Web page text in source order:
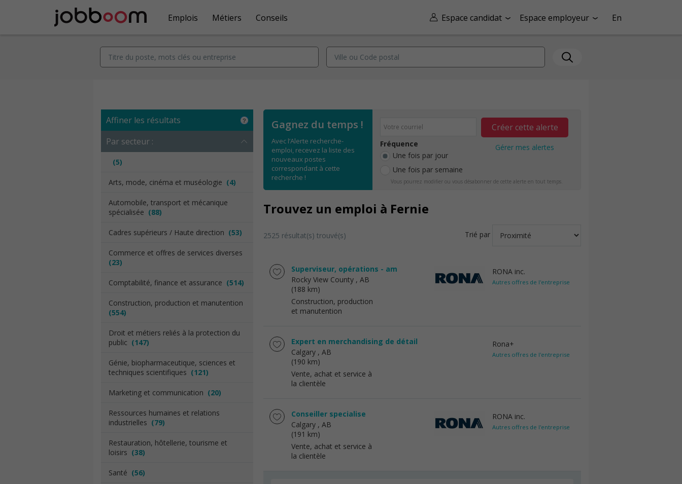
Espace candidat Espace employeur En
Emplois Métiers Conseils
Affiner les résultats
Par secteur :
(5)
Arts, mode, cinéma et muséologie (4)
Automobile, transport et mécanique
spécialisée (88)
Cadres supérieurs / Haute direction (53)
Commerce et offres de services diverses
(23)
Comptabilité, finance et assurance (514)
Construction, production et manutention
(554)
Droit et métiers reliés à la protection du
public (147)
Génie, biopharmaceutique, sciences et
techniques scientifiques (121)
Marketing et communication (20)
Ressources humaines et relations
industrielles (79)
Restauration, hôtellerie, tourisme et
loisirs (38)
Santé (56)
Gagnez du temps !
Avec l’Alerte recherche-
emploi, recevez la liste des
nouveaux postes
correspondant à cette
recherche !
Fréquence
Une fois par jour
Une fois par semaine
Créer cette alerte
Gérer mes alertes
Vous pourrez modifier ou vous désabonner de cette alerte en tout temps.
Trouvez un emploi à Fernie
2525 résultat(s) trouvé(s) Trié par
Superviseur, opérations - am
Rocky View County , AB
(188 km)
Construction, production
et manutention
RONA inc.
Autres offres de l'entreprise
Expert en merchandising de détail
Calgary , AB
(190 km)
Vente, achat et service à
la clientèle
Rona+
Autres offres de l'entreprise
Conseiller specialise
Calgary , AB
(191 km)
Vente, achat et service à
la clientèle
RONA inc.
Autres offres de l'entreprise